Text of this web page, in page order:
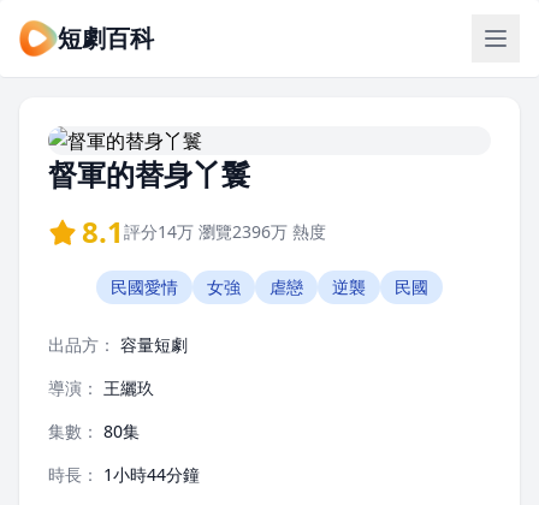
短劇百科
督軍的替身丫鬟
8.1 評分14万 瀏覽2396万 熱度
民國愛情 女強 虐戀 逆襲 民國
出品方： 容量短劇
導演： 王纚玖
集數： 80集
時長： 1小時44分鐘